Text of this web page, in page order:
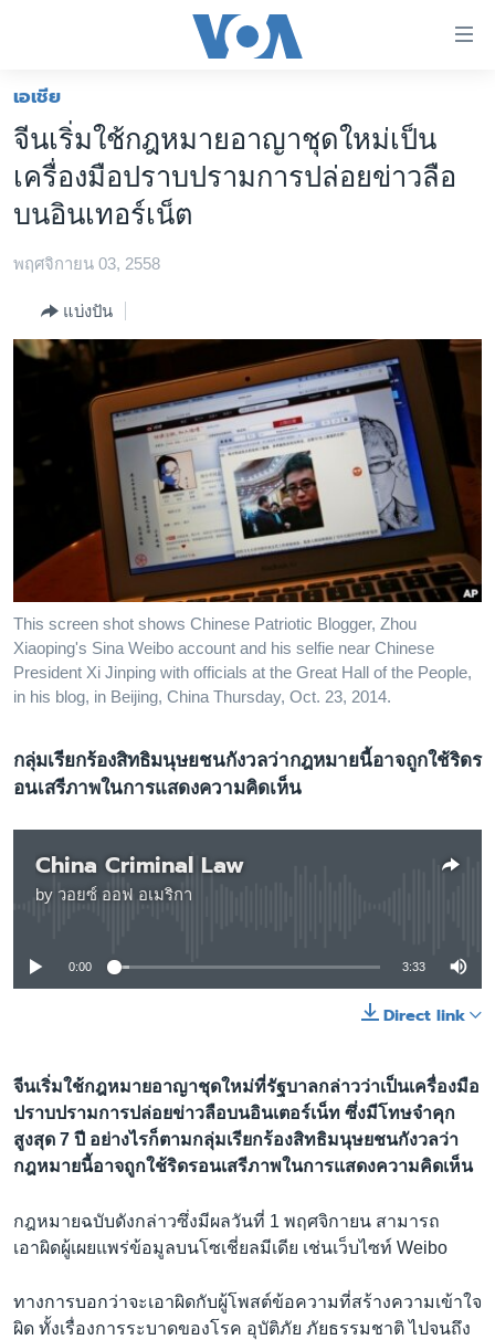
ต่อ
ข้าม
ไป
เนื้อหา
หลัก
ไป
ข้าม
ค้นหา
หน้าหลัก
โลก
เอเชีย
ไทย
ธุรกิจ
วิทยาศาสตร์
สังคมและสุขภาพ
ไลฟ์สไตล์
ตรวจสอบข่าว
เรียนรู้ภาษาอังกฤษ
พอดคาสต์
ติดตามเรา
เอเชีย
จีนเริ่มใช้กฎหมายอาญาชุดใหม่เป็น
เครื่องมือปราบปรามการปล่อยข่าวลือ
บนอินเทอร์เน็ต
พฤศจิกายน 03, 2558
แบ่งปัน
This screen shot shows Chinese Patriotic Blogger, Zhou
Xiaoping's Sina Weibo account and his selfie near Chinese
President Xi Jinping with officials at the Great Hall of the People,
in his blog, in Beijing, China Thursday, Oct. 23, 2014.
กลุ่มเรียกร้องสิทธิมนุษยชนกังวลว่ากฎหมายนี้อาจถูกใช้ริดร
อนเสรีภาพในการแสดงความคิดเห็น
China Criminal Law
by วอยซ์ ออฟ อเมริกา
No media source currently available
0:00 3:33
Direct link
จีนเริ่มใช้กฎหมายอาญาชุดใหม่ที่รัฐบาลกล่าวว่าเป็นเครื่องมือ
ปราบปรามการปล่อยข่าวลือบนอินเตอร์เน็ท ซึ่งมีโทษจำคุก
สูงสุด 7 ปี อย่างไรก็ตามกลุ่มเรียกร้องสิทธิมนุษยชนกังวลว่า
กฎหมายนี้อาจถูกใช้ริดรอนเสรีภาพในการแสดงความคิดเห็น
กฎหมายฉบับดังกล่าวซึ่งมีผลวันที่ 1 พฤศจิกายน สามารถ
เอาผิดผู้เผยแพร่ข้อมูลบนโซเชี่ยลมีเดีย เช่นเว็บไซท์ Weibo
ทางการบอกว่าจะเอาผิดกับผู้โพสต์ข้อความที่สร้างความเข้าใจ
ผิด ทั้งเรื่องการระบาดของโรค อุบัติภัย ภัยธรรมชาติ ไปจนถึง